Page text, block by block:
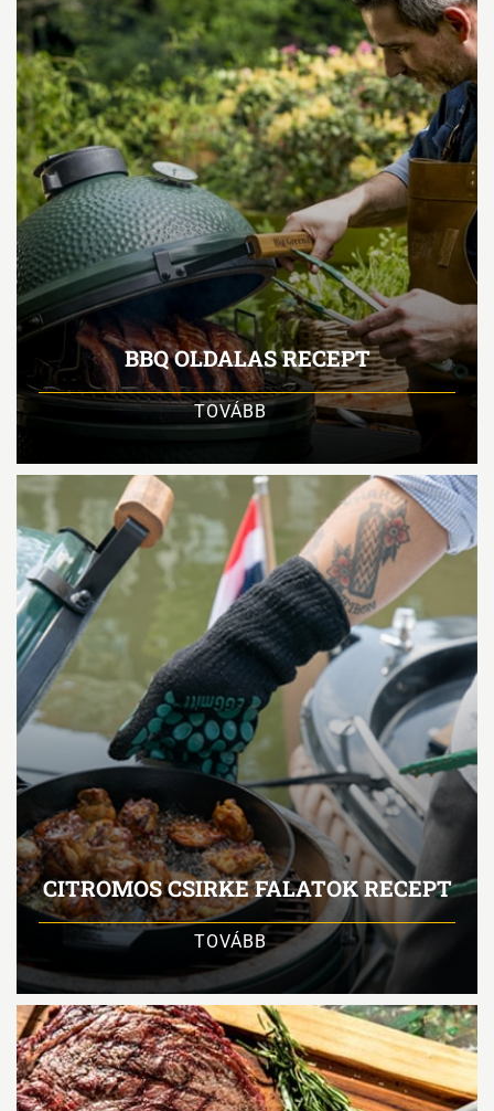
BBQ OLDALAS RECEPT
TOVÁBB
CITROMOS CSIRKE FALATOK RECEPT
TOVÁBB